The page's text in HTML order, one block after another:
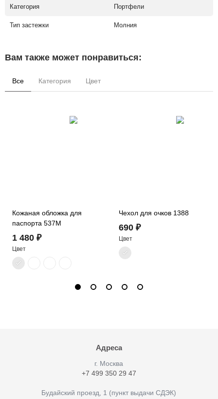
Категория Портфели
Тип застежки Молния
Вам также может понравиться:
Все Категория Цвет
Кожаная обложка для
паспорта 537M
1 480 ₽
Цвет
Чехол для очков 1388
690 ₽
Цвет
Адреса
г. Москва
+7 499 350 29 47
Будайский проезд, 1 (пункт выдачи СДЭК)